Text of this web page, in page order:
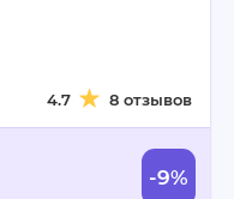
4.7 8 отзывов
-9%